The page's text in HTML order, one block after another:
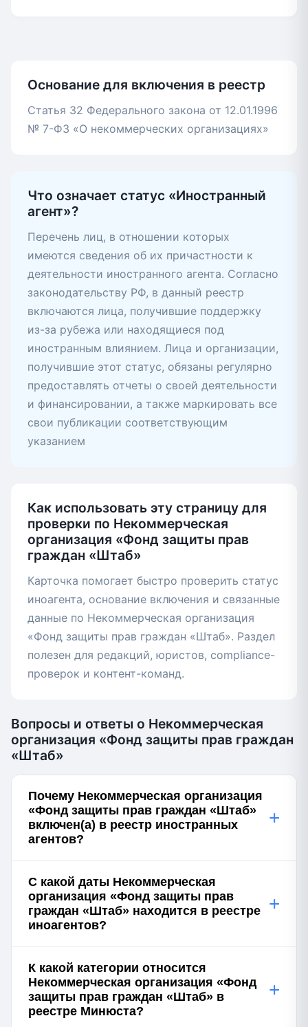
Основание для включения в реестр
Статья 32 Федерального закона от 12.01.1996
№ 7-ФЗ «О некоммерческих организациях»
Что означает статус «Иностранный
агент»?
Перечень лиц, в отношении которых
имеются сведения об их причастности к
деятельности иностранного агента. Согласно
законодательству РФ, в данный реестр
включаются лица, получившие поддержку
из-за рубежа или находящиеся под
иностранным влиянием. Лица и организации,
получившие этот статус, обязаны регулярно
предоставлять отчеты о своей деятельности
и финансировании, а также маркировать все
свои публикации соответствующим
указанием
Как использовать эту страницу для
проверки по Некоммерческая
организация «Фонд защиты прав
граждан «Штаб»
Карточка помогает быстро проверить статус
иноагента, основание включения и связанные
данные по Некоммерческая организация
«Фонд защиты прав граждан «Штаб». Раздел
полезен для редакций, юристов, compliance-
проверок и контент-команд.
Вопросы и ответы о Некоммерческая
организация «Фонд защиты прав граждан
«Штаб»
Почему Некоммерческая организация
«Фонд защиты прав граждан «Штаб»
включен(а) в реестр иностранных
агентов?
+
С какой даты Некоммерческая
организация «Фонд защиты прав
граждан «Штаб» находится в реестре
иноагентов?
+
К какой категории относится
Некоммерческая организация «Фонд
защиты прав граждан «Штаб» в
реестре Минюста?
+